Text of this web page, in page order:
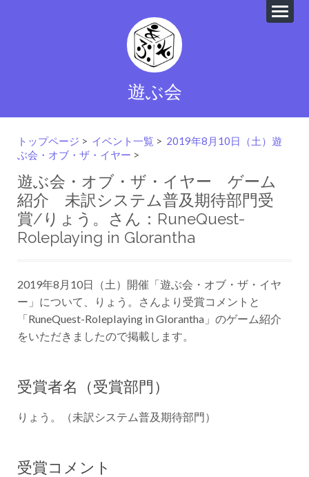
遊ぶ会
トップページ > イベント一覧 > 2019年8月10日（土）遊
ぶ会・オブ・ザ・イヤー >
遊ぶ会・オブ・ザ・イヤー ゲーム
紹介 未訳システム普及期待部門受
賞/りょう。さん：RuneQuest-
Roleplaying in Glorantha
2019年8月10日（土）開催「遊ぶ会・オブ・ザ・イヤ
ー」について、りょう。さんより受賞コメントと
「RuneQuest-Roleplaying in Glorantha」のゲーム紹介
をいただきましたので掲載します。
受賞者名（受賞部門）
りょう。（未訳システム普及期待部門）
受賞コメント